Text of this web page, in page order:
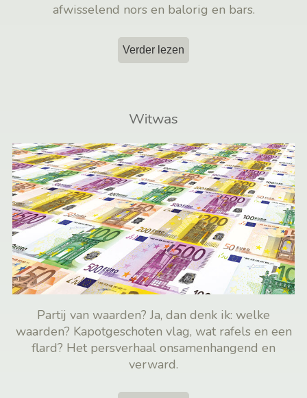
afwisselend nors en balorig en bars.
Verder lezen
Witwas
Partij van waarden? Ja, dan denk ik: welke
waarden? Kapotgeschoten vlag, wat rafels en een
flard? Het persverhaal onsamenhangend en
verward.